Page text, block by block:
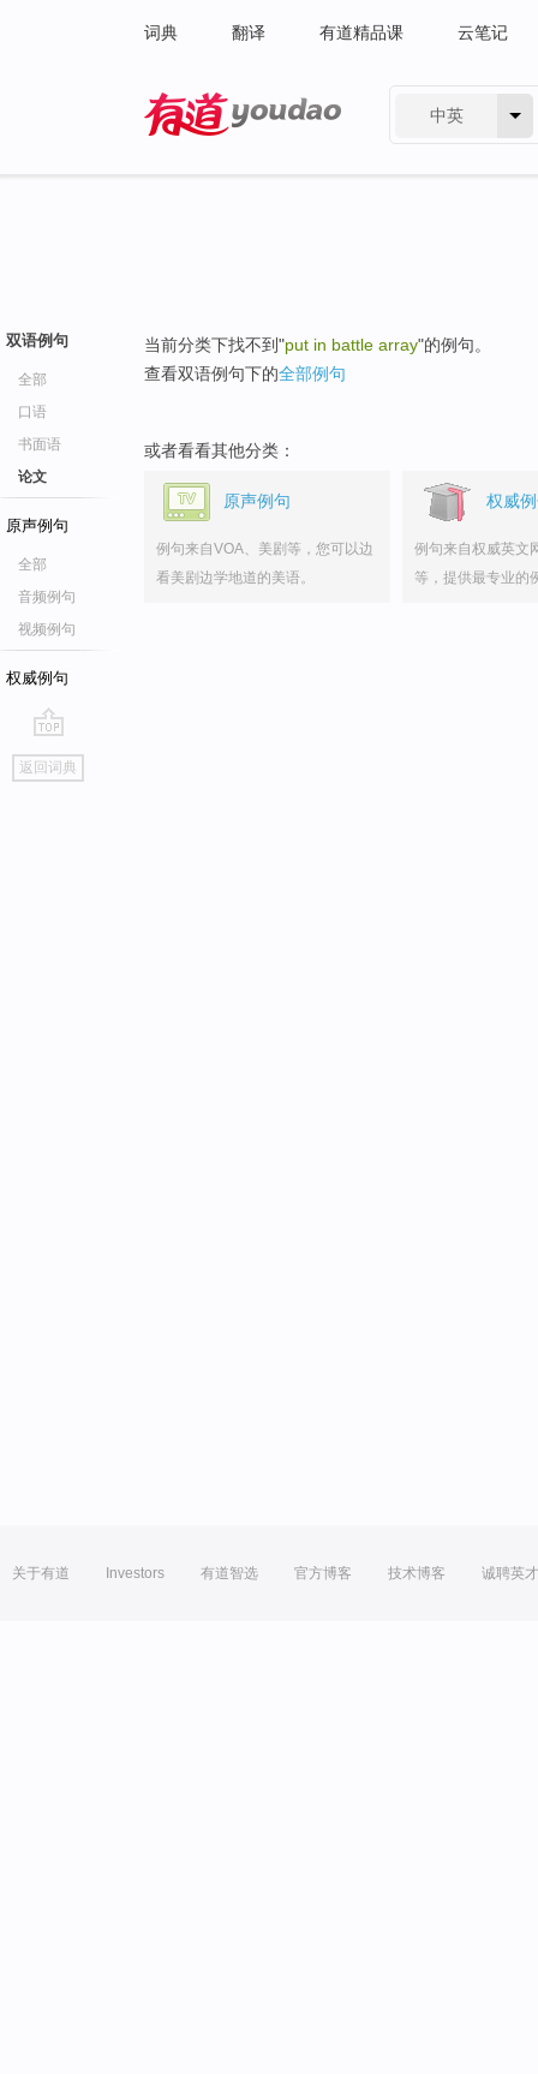
词典 翻译 有道精品课 云笔记
中英
双语例句
全部
口语
书面语
论文
原声例句
全部
音频例句
视频例句
权威例句
go
top
返回词典
当前分类下找不到"put in battle array"的例句。
查看双语例句下的全部例句
或者看看其他分类：
原声例句
例句来自VOA、美剧等，您可以边
看美剧边学地道的美语。
权威
例句来自权威英文
等，提供最专业的
关于有道 Investors 有道智选 官方博客 技术博客 诚聘英才